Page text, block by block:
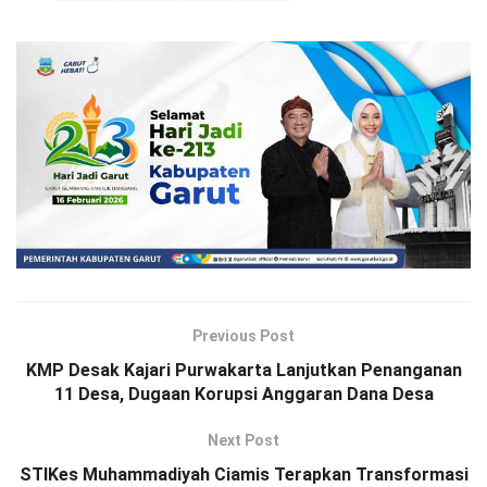
Previous Post
KMP Desak Kajari Purwakarta Lanjutkan Penanganan
11 Desa, Dugaan Korupsi Anggaran Dana Desa
Next Post
STIKes Muhammadiyah Ciamis Terapkan Transformasi